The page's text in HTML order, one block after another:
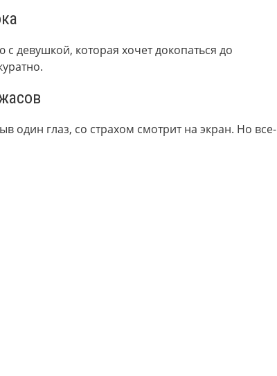
которая хочет докопаться до
один глаз, со страхом смотрит на экран. Но все-